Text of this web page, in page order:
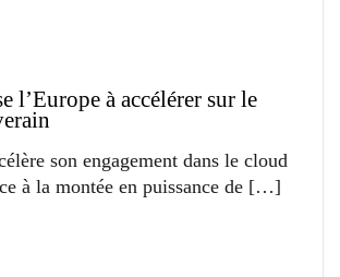
l’Europe à accélérer sur le
son engagement dans le cloud
à la montée en puissance de